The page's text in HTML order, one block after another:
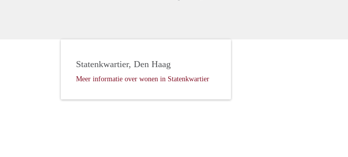
Statenkwartier, Den Haag
Meer informatie over wonen in Statenkwartier